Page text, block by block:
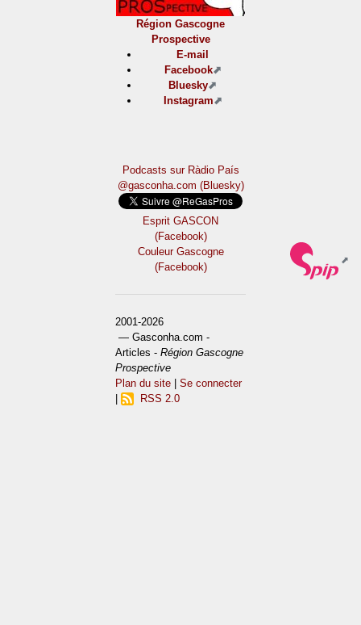
Région Gascogne
Prospective
E-mail
Facebook
Bluesky
Instagram
Podcasts sur Ràdio País
@gasconha.com (Bluesky)
Esprit GASCON
(Facebook)
Couleur Gascogne
(Facebook)
2001-2026
— Gasconha.com -
Articles -Région Gascogne
Prospective
Plan du site |Se connecter
RSS 2.0